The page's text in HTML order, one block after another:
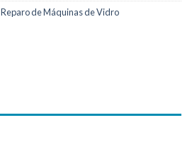
Reparo de Máquinas de Vidro